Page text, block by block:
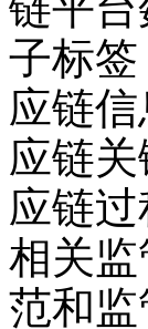
子标
应链
应链
应链
相关
范和